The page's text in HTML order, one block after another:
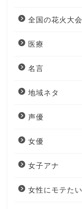
全国の花火大会
医療
名言
地域ネタ
声優
女優
女子アナ
女性にモテたい